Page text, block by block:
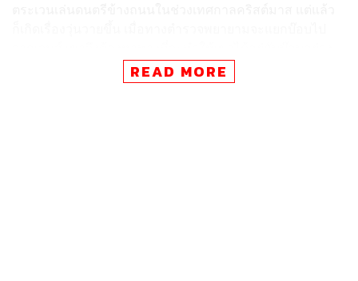
ถูกกฎหมาย และกลายเป็นจุดเริ่มต้นที่ทำให้เขาตัดสินใจ
ลงมือเขียนหนังสือเพื่อบอกเล่าเรื่องราวของตัวเองและบ๊อบให้
READ MORE